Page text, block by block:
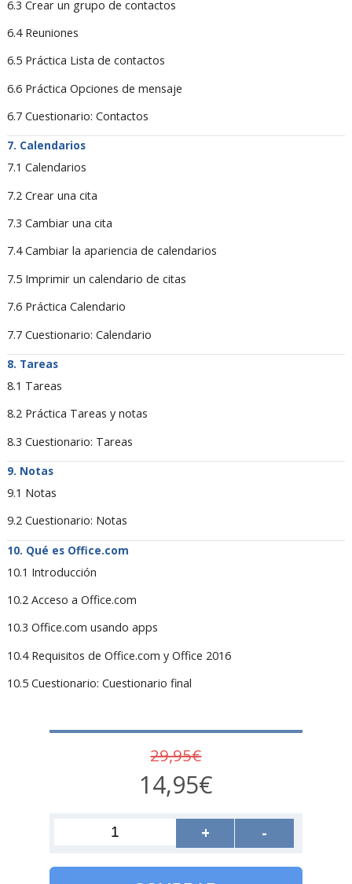
6.3 Crear un grupo de contactos
6.4 Reuniones
6.5 Práctica Lista de contactos
6.6 Práctica Opciones de mensaje
6.7 Cuestionario: Contactos
Calendarios
7.1 Calendarios
7.2 Crear una cita
7.3 Cambiar una cita
7.4 Cambiar la apariencia de calendarios
7.5 Imprimir un calendario de citas
7.6 Práctica Calendario
7.7 Cuestionario: Calendario
Tareas
8.1 Tareas
8.2 Práctica Tareas y notas
8.3 Cuestionario: Tareas
Notas
9.1 Notas
9.2 Cuestionario: Notas
Qué es Office.com
10.1 Introducción
10.2 Acceso a Office.com
10.3 Office.com usando apps
10.4 Requisitos de Office.com y Office 2016
10.5 Cuestionario: Cuestionario final
29,95€
14,95€
+ -